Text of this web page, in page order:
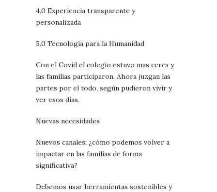
4.0 Experiencia transparente y
personalizada
5.0 Tecnología para la Humanidad
Con el Covid el colegio estuvo mas cerca y
las familias participaron. Ahora juzgan las
partes por el todo, según pudieron vivir y
ver esos días.
Nuevas necesidades
Nuevos canales: ¿cómo podemos volver a
impactar en las familias de forma
significativa?
Debemos usar herramientas sostenibles y